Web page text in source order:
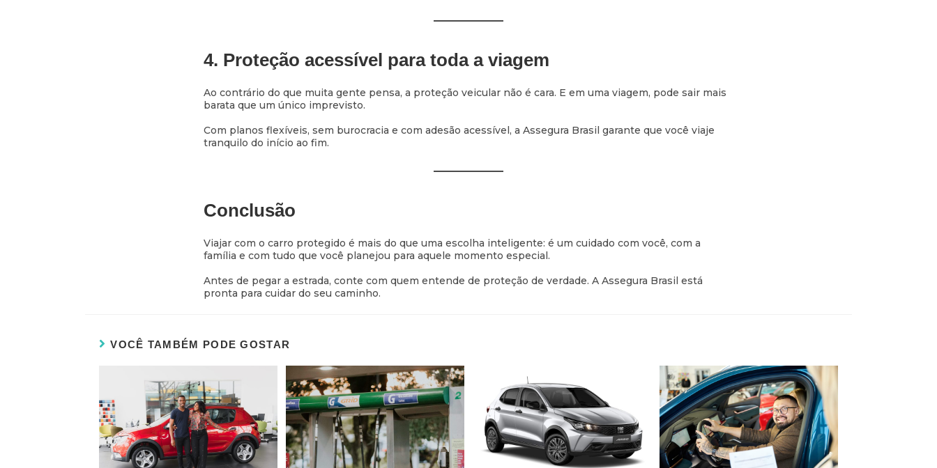
4. Proteção acessível para toda a viagem
Ao contrário do que muita gente pensa, a proteção veicular não é cara. E em uma viagem, pode sair mais
barata que um único imprevisto.
Com planos flexíveis, sem burocracia e com adesão acessível, a Assegura Brasil garante que você viaje
tranquilo do início ao fim.
Conclusão
Viajar com o carro protegido é mais do que uma escolha inteligente: é um cuidado com você, com a
família e com tudo que você planejou para aquele momento especial.
Antes de pegar a estrada, conte com quem entende de proteção de verdade. A Assegura Brasil está
pronta para cuidar do seu caminho.
VOCÊ TAMBÉM PODE GOSTAR